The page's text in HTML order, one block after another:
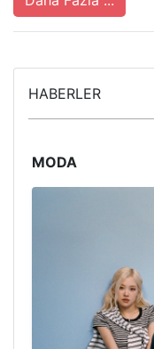
HABERLER
MODA